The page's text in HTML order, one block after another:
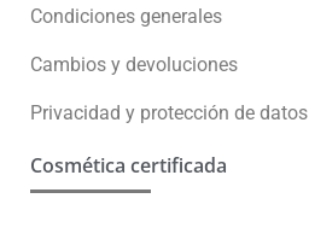
Condiciones generales
Cambios y devoluciones
Privacidad y protección de datos
Cosmética certificada